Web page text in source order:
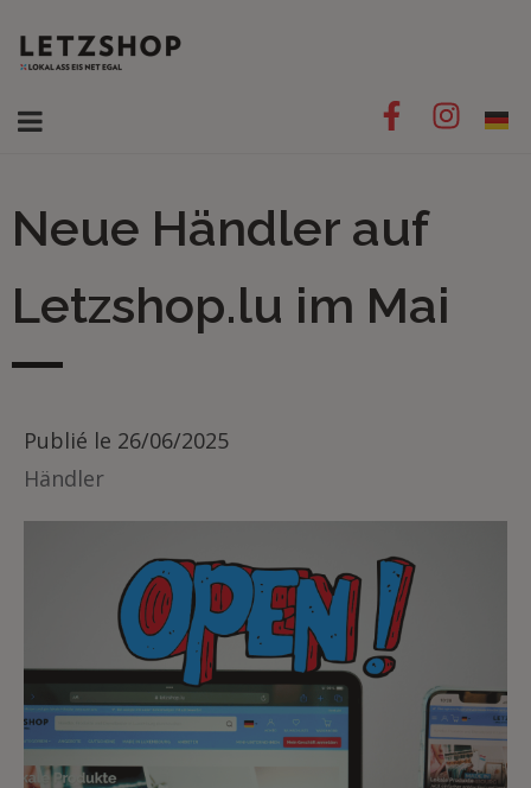
Neue Händler auf
Letzshop.lu im Mai
Publié le 26/06/2025
Händler